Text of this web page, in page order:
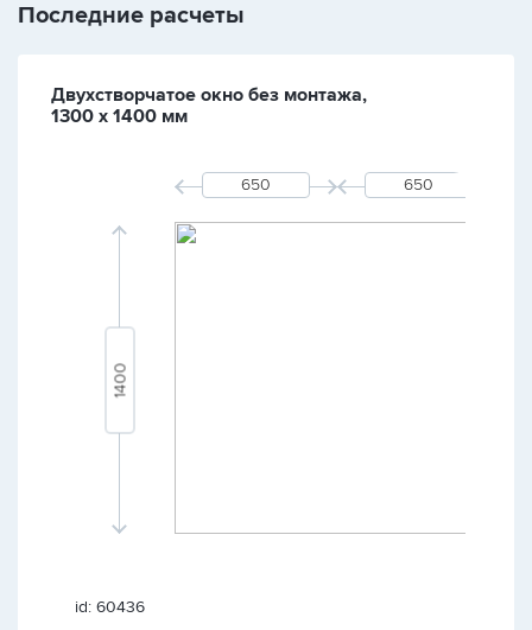
Последние расчеты
Двухстворчатое окно без монтажа,
1300 х 1400 мм
id: 60436